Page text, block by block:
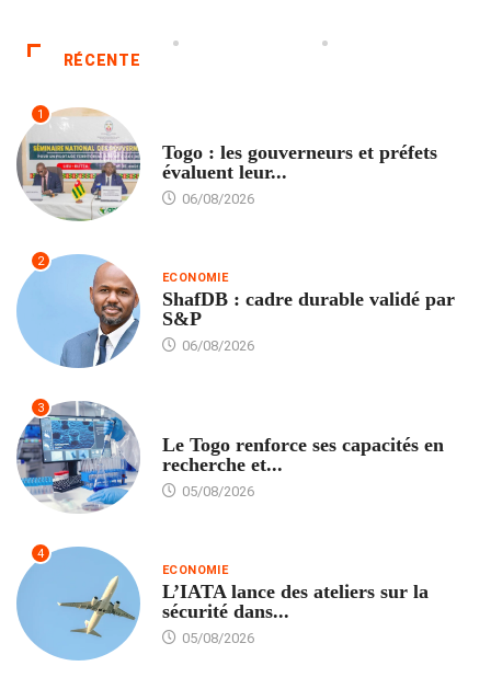
RÉCENTE
1
Togo : les gouverneurs et préfets
évaluent leur...
06/08/2026
2
ECONOMIE
ShafDB : cadre durable validé par
S&P
06/08/2026
3
Le Togo renforce ses capacités en
recherche et...
05/08/2026
4
ECONOMIE
L’IATA lance des ateliers sur la
sécurité dans...
05/08/2026